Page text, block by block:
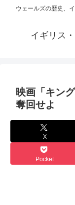
ウェールズの歴史、
イギリス
映画「キン
奪回せよ
X
Pocket